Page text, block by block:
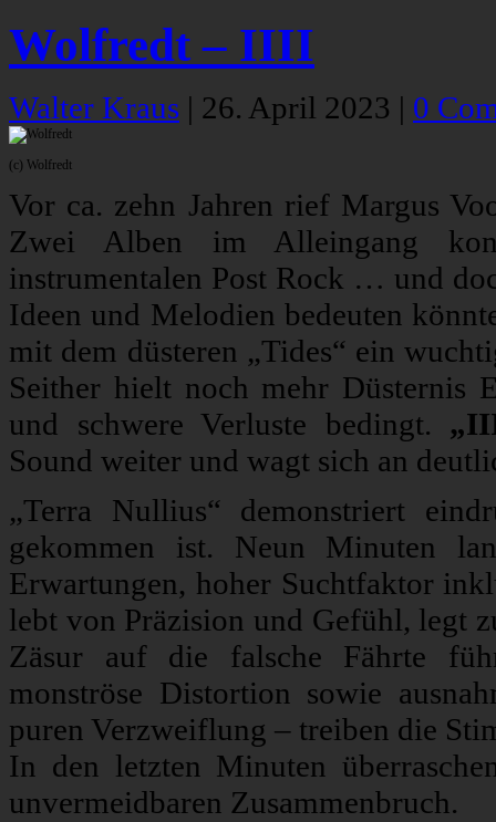
Wolfredt – IIII
Walter Kraus | 26. April 2023 | 0
(c) Wolfredt
Vor ca. zehn Jahren rief Margus
Zwei Alben im Alleingang
instrumentalen Post Rock … und
Ideen und Melodien bedeuten
mit dem düsteren „Tides“ ein
Seither hielt noch mehr Düsternis
und schwere Verluste bedingt.
Sound weiter und wagt sich an
„Terra Nullius“ demonstriert
gekommen ist. Neun Minuten
Erwartungen, hoher Suchtfaktor
lebt von Präzision und Gefühl, legt
Zäsur auf die falsche Fährte
monströse Distortion sowie
puren Verzweiflung – treiben die
In den letzten Minuten
unvermeidbaren Zusammenbruch.